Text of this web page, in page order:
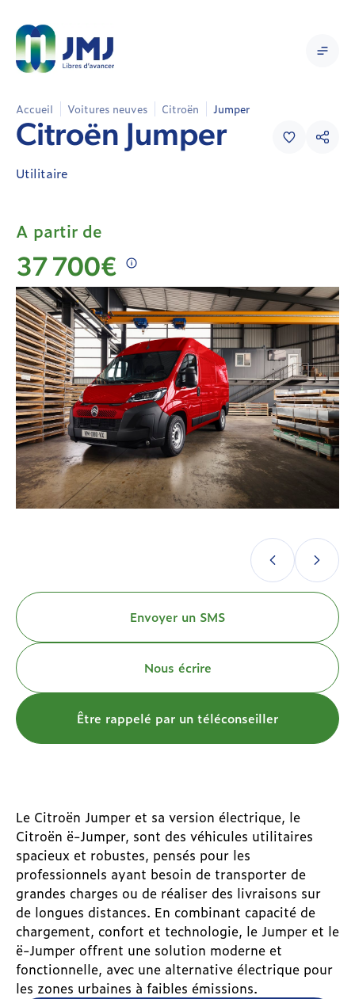
Accueil Voitures neuves Citroën Jumper
Citroën
Jumper
Utilitaire
Neuve
Citroën Jumper
Utilitaire
A partir de
37 700€
Envoyer un SMS
Nous écrire
Être rappelé par un téléconseiller
Le Citroën Jumper et sa version électrique, le
Citroën ë-Jumper, sont des véhicules utilitaires
spacieux et robustes, pensés pour les
professionnels ayant besoin de transporter de
grandes charges ou de réaliser des livraisons sur
de longues distances. En combinant capacité de
chargement, confort et technologie, le Jumper et le
ë-Jumper offrent une solution moderne et
fonctionnelle, avec une alternative électrique pour
les zones urbaines à faibles émissions.